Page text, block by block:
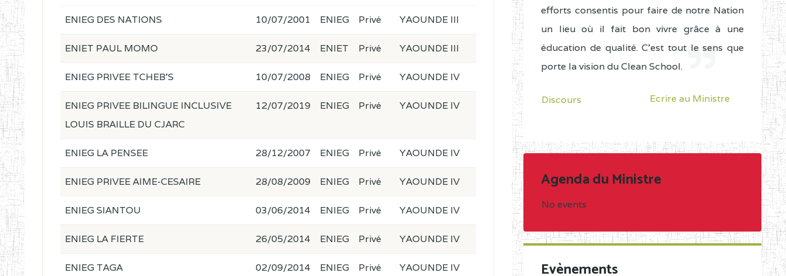
ENIEG DES NATIONS 10/07/2001 ENIEG Privé YAOUNDE III
ENIET PAUL MOMO 23/07/2014 ENIET Privé YAOUNDE III
ENIEG PRIVEE TCHEB'S 10/07/2008 ENIEG Privé YAOUNDE IV
ENIEG PRIVEE BILINGUE INCLUSIVE
LOUIS BRAILLE DU CJARC
12/07/2019 ENIEG Privé YAOUNDE IV
ENIEG LA PENSEE 28/12/2007 ENIEG Privé YAOUNDE IV
ENIEG PRIVEE AIME-CESAIRE 28/08/2009 ENIEG Privé YAOUNDE IV
ENIEG SIANTOU 03/06/2014 ENIEG Privé YAOUNDE IV
ENIEG LA FIERTE 26/05/2014 ENIEG Privé YAOUNDE IV
ENIEG TAGA 02/09/2014 ENIEG Privé YAOUNDE IV
efforts consentis pour faire de notre Nation
un lieu où il fait bon vivre grâce à une
éducation de qualité. C'est tout le sens que
porte la vision du Clean School.
Discours Ecrire au Ministre
Agenda du Ministre
No events
Evènements